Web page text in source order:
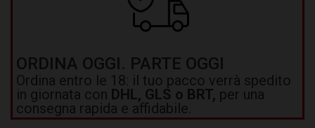
ORDINA OGGI. PARTE OGGI
Ordina entro le 18: il tuo pacco verrà spedito
in giornata con DHL, GLS o BRT, per una
consegna rapida e affidabile.